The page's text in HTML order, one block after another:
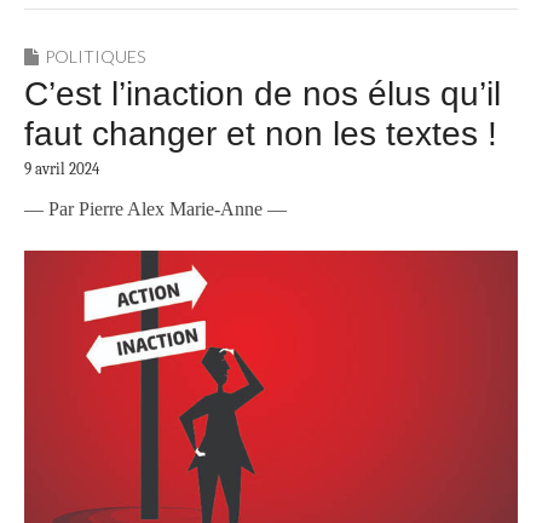
POLITIQUES
C’est l’inaction de nos élus qu’il
faut changer et non les textes !
9 avril 2024
— Par Pierre Alex Marie-Anne —